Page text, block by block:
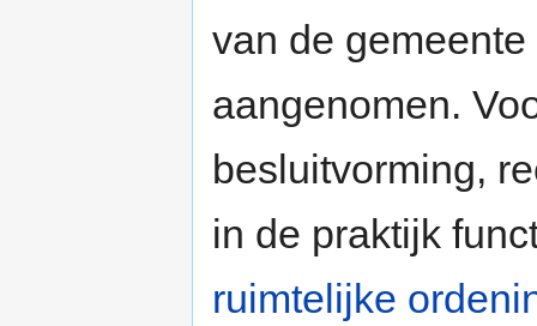
van de
aangenomen.
besluitvorming,
in de praktijk
ruimtelijke